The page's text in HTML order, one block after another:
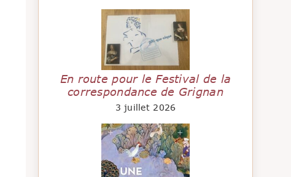
En route pour le Festival de la
correspondance de Grignan
3 juillet 2026